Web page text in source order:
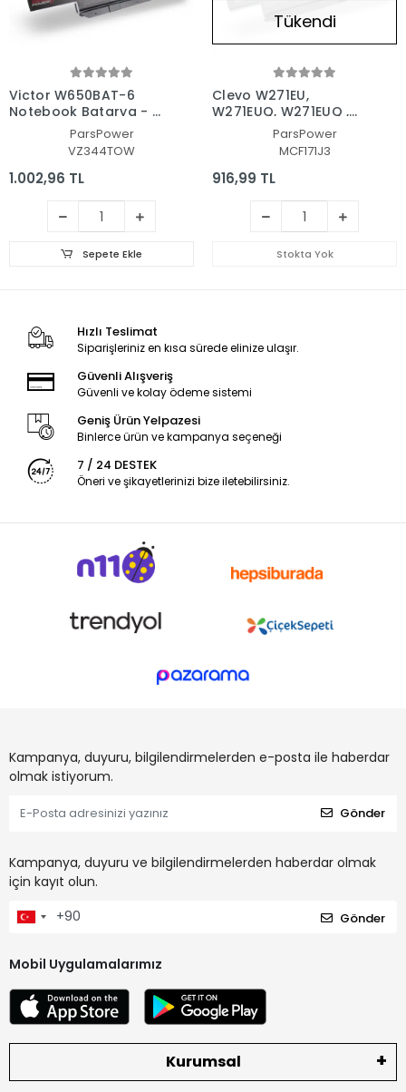
Victor W650BAT-6
Notebook Batarya - Pil
(Pars Power)ParsPower
VZ344TOW
1.002,96 TL
Sepete Ekle
Tükendi
Clevo W271EU,
W271EUQ, W271EUQ ,
W27XB Notebook
Batarya - Pil (Pars
ParsPower
MCF171J3
916,99 TL
Stokta Yok
Hızlı Teslimat
Siparişleriniz en kısa sürede elinize ulaşır.
Güvenli Alışveriş
Güvenli ve kolay ödeme sistemi
Geniş Ürün Yelpazesi
Binlerce ürün ve kampanya seçeneği
7 / 24 DESTEK
Öneri ve şikayetlerinizi bize iletebilirsiniz.
Kampanya, duyuru, bilgilendirmelerden e-posta ile haberdar
olmak istiyorum.
Gönder
Kampanya, duyuru ve bilgilendirmelerden haberdar olmak
için kayıt olun.
Gönder
Mobil Uygulamalarımız
Kurumsal